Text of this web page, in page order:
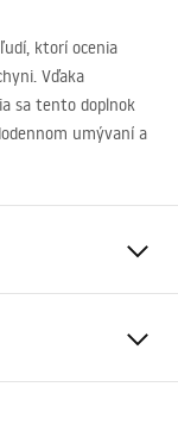
ktorí ocenia
Vďaka
sa tento doplnok
umývaní a